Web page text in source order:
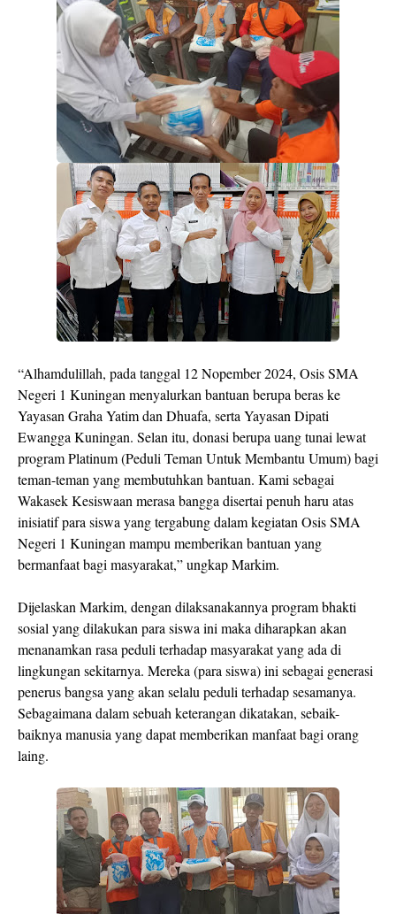
“Alhamdulillah, pada tanggal 12 Nopember 2024, Osis SMA
Negeri 1 Kuningan menyalurkan bantuan berupa beras ke
Yayasan Graha Yatim dan Dhuafa, serta Yayasan Dipati
Ewangga Kuningan. Selan itu, donasi berupa uang tunai lewat
program Platinum (Peduli Teman Untuk Membantu Umum) bagi
teman-teman yang membutuhkan bantuan. Kami sebagai
Wakasek Kesiswaan merasa bangga disertai penuh haru atas
inisiatif para siswa yang tergabung dalam kegiatan Osis SMA
Negeri 1 Kuningan mampu memberikan bantuan yang
bermanfaat bagi masyarakat,” ungkap Markim.
Dijelaskan Markim, dengan dilaksanakannya program bhakti
sosial yang dilakukan para siswa ini maka diharapkan akan
menanamkan rasa peduli terhadap masyarakat yang ada di
lingkungan sekitarnya. Mereka (para siswa) ini sebagai generasi
penerus bangsa yang akan selalu peduli terhadap sesamanya.
Sebagaimana dalam sebuah keterangan dikatakan, sebaik-
baiknya manusia yang dapat memberikan manfaat bagi orang
laing.